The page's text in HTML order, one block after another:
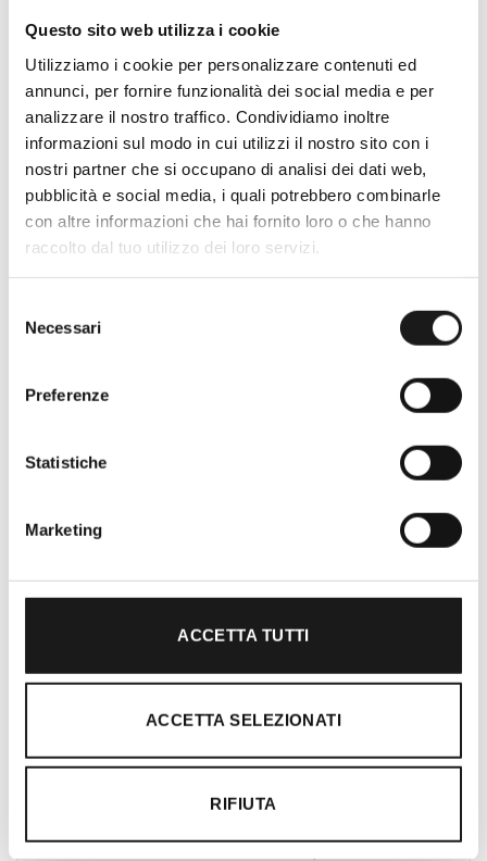
Questo sito web utilizza i cookie
Utilizziamo i cookie per personalizzare contenuti ed
annunci, per fornire funzionalità dei social media e per
analizzare il nostro traffico. Condividiamo inoltre
informazioni sul modo in cui utilizzi il nostro sito con i
nostri partner che si occupano di analisi dei dati web,
pubblicità e social media, i quali potrebbero combinarle
con altre informazioni che hai fornito loro o che hanno
raccolto dal tuo utilizzo dei loro servizi.
delNecessari
Preferenze
Statistiche
Marketing
ACCETTA TUTTI
ACCETTA SELEZIONATI
RIFIUTA
Oltre 30 anni di esperienza
Roma, RRTrek è il punto di riferimento
clienti con professionalità, rendendo
gratificante.
Ti guidiamo alla scelta
Il nostro team è formato da personale